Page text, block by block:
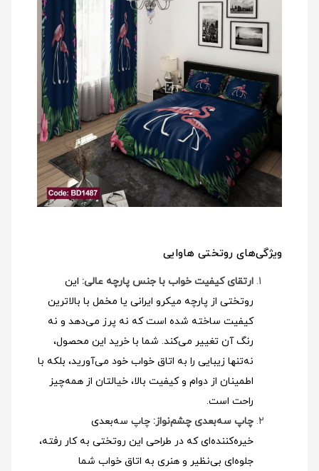
ویژگی‌های روتختی هاوایی
ارتقای کیفیت خواب با جنس پارچه عالی: این
روتختی از پارچه میکرو ایرانی یا مخمل با بالاترین
کیفیت ساخته شده است که نه پرز می‌دهد و نه
رنگ آن تغییر می‌کند. شما با خرید این محصول،
نه‌تنها زیبایی را به اتاق خواب خود می‌آورید، بلکه با
اطمینان از دوام و کیفیت بالا، خیالتان از همه‌چیز
راحت است.
چاپ سه‌بعدی چشم‌نواز: چاپ سه‌بعدی
خیره‌کننده‌ای که در طراحی این روتختی به کار رفته،
جلوه‌ای بی‌نظیر و هنری به اتاق خواب شما